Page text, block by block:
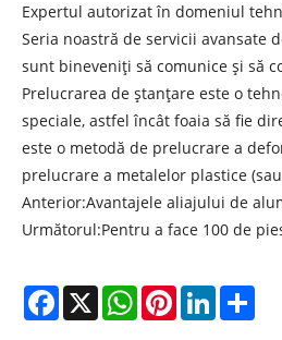
Expertul autorizat în domeniul
Seria noastră de servicii avansate
sunt bineveniți să comunice și să
Prelucrarea de ștanțare este o
speciale, astfel încât foaia să fie
este o metodă de prelucrare a
prelucrare a metalelor plastice
Anterior:Avantajele aliajului de
Următorul:Pentru a face 100 de
Facebook
X WhatsAppPinterestLinkedIn